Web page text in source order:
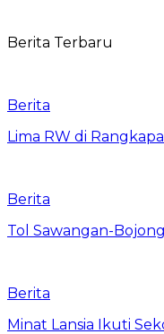
Berita Terbaru
Berita
Lima RW di
Berita
Tol Sawangan-
Berita
Minat Lansia Ikuti